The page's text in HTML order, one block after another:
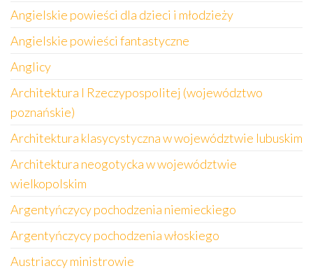
Angielskie powieści dla dzieci i młodzieży
Angielskie powieści fantastyczne
Anglicy
Architektura I Rzeczypospolitej (województwo
poznańskie)
Architektura klasycystyczna w województwie lubuskim
Architektura neogotycka w województwie
wielkopolskim
Argentyńczycy pochodzenia niemieckiego
Argentyńczycy pochodzenia włoskiego
Austriaccy ministrowie